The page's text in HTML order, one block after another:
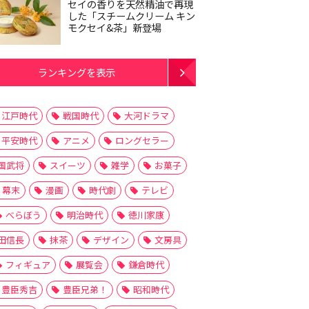
セイの香りを天然精油で再現
した「スチームクリーム キン
モクセイ&茶」新登場
ランキングを表示
江戸時代 戦国時代
大河ドラマ
平安時代
アニメ
ロングセラー
武将
スイーツ 雑学
お菓子
幕末
漫画 時代劇
テレビ
べらぼう
明治時代
徳川家康
信長
抹茶 デザイン
文房具
フィギュア
展覧会
鎌倉時代
豊臣秀吉
豊臣兄弟！
昭和時代